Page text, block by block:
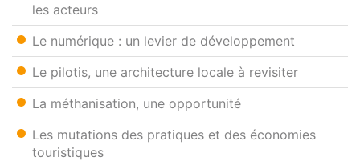
les acteurs
Le numérique : un levier de développement
Le pilotis, une architecture locale à revisiter
La méthanisation, une opportunité
Les mutations des pratiques et des économies
touristiques